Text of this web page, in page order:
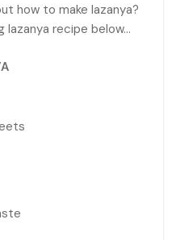
how to make lazanya?
recipe below…